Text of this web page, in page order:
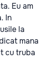
Eu am
In
la
mana
cu truba